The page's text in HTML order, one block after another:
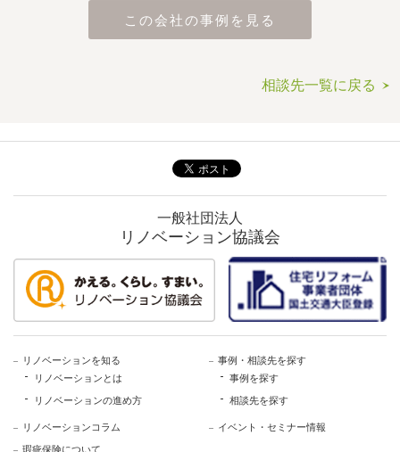
この会社の事例を見る
相談先一覧に戻る
一般社団法人
リノベーション協議会
リノベーションを知る
リノベーションとは
リノベーションの進め方
リノベーションコラム
瑕疵保険について
事例・相談先を探す
事例を探す
相談先を探す
イベント・セミナー情報